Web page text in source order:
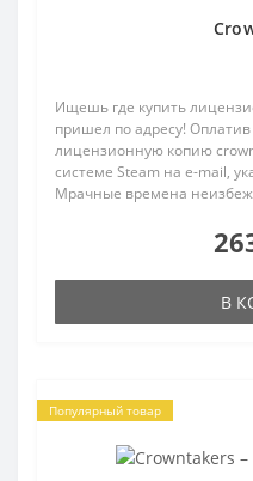
Ищешь где купить
пришел по адресу!
лицензионную копию
системе Steam на e-mail,
Мрачные времена
В
Популярный товар